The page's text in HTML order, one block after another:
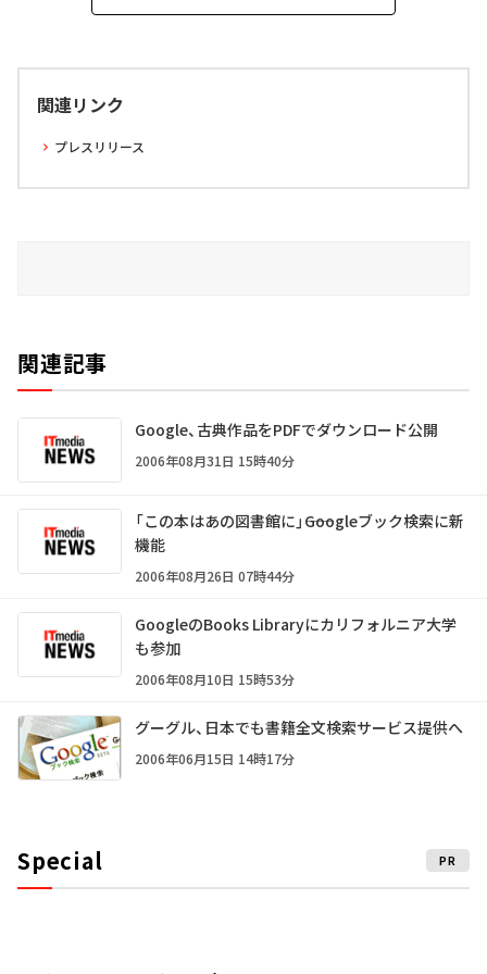
関連リンク
プレスリリース
関連記事
Google、古典作品をPDFでダウンロード公開
2006年08月31日 15時40分
「この本はあの図書館に」――Googleブック検索に新
機能
2006年08月26日 07時44分
GoogleのBooks Libraryにカリフォルニア大学
も参加
2006年08月10日 15時53分
グーグル、日本でも書籍全文検索サービス提供へ
2006年06月15日 14時17分
Special PR